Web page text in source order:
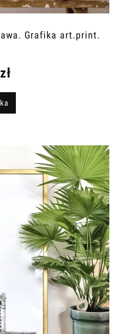
Grafika art.print.